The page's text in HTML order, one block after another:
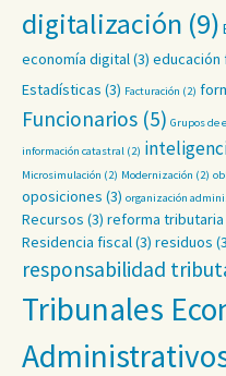
digitalización (9)
economía digital(3) educación
Estadísticas (3) Facturación (2)
Funcionarios (5) Grupos de
información catastral (2)
Microsimulación (2) Modernización (2)
oposiciones (3) organización
Recursos (3) reforma tributaria
Residencia fiscal(3) residuos
responsabilidad
Tribunales